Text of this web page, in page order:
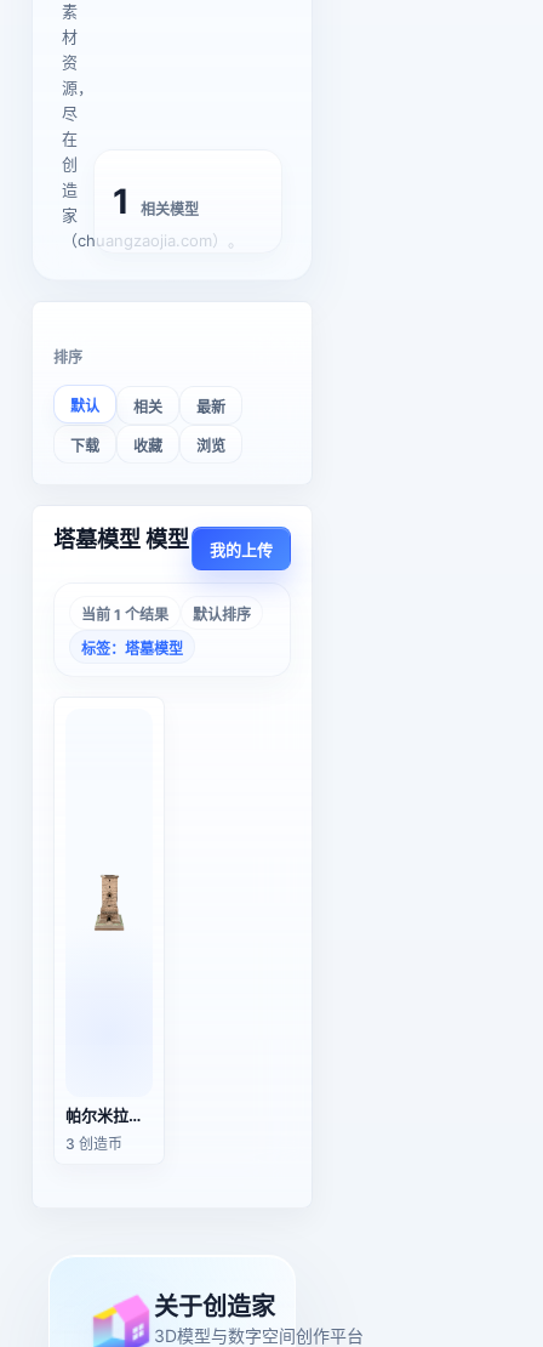
素
材
资
源，
尽
在
创
造
家
（chuangzaojia.com）。
1 相关模型
排序
默认 相关 最新
下载 收藏 浏览
塔墓模型 模型 我的上传
当前 1 个结果
默认排序
标签：塔墓模型
帕尔米拉的塔墓模型
3 创造币
关于创造家
3D模型与数字空间创作平台